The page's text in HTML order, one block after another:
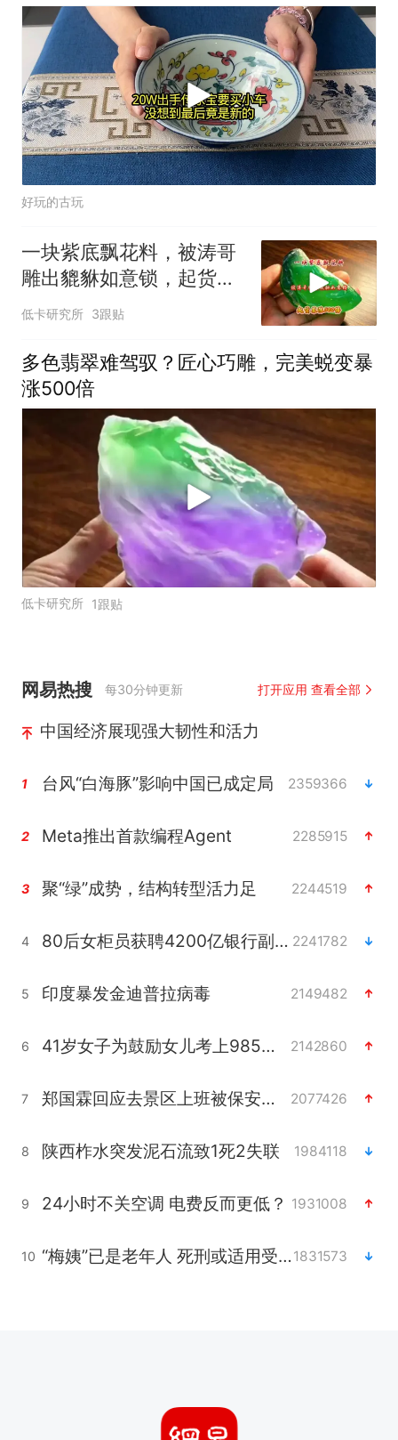
好玩的古玩
一块紫底飘花料，被涛哥
雕出貔貅如意锁，起货暴
涨580倍
低卡研究所 3跟贴
多色翡翠难驾驭？匠心巧雕，完美蜕变暴
涨500倍
低卡研究所 1跟贴
网易热搜 每30分钟更新 打开应用 查看全部
中国经济展现强大韧性和活力
1 台风“白海豚”影响中国已成定局 2359366
2 Meta推出首款编程Agent 2285915
3 聚“绿”成势，结构转型活力足 2244519
4 80后女柜员获聘4200亿银行副行长 2241782
5 印度暴发金迪普拉病毒 2149482
6 41岁女子为鼓励女儿考上985研究生 2142860
7 郑国霖回应去景区上班被保安拦下 2077426
8 陕西柞水突发泥石流致1死2失联 1984118
9 24小时不关空调 电费反而更低？ 1931008
10 “梅姨”已是老年人 死刑或适用受限1831573